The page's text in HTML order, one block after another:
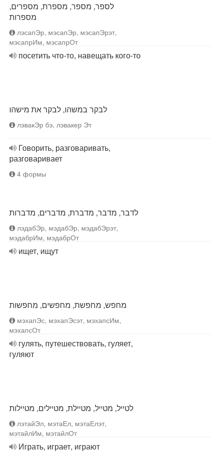
לספר, מספר, מספרת, מספרים,
מספרות
лэсапЭр, мэсапЭр, мэсапЭрэт,
мэсапрИм, мэсапрОт
посетить что-то, навещать кого-то
לבקר במשהו, לבקר את מישהו
лэвакЭр бэ, лэвакер Эт
Говорить, разговаривать,
разговаривает
4 формы
לדבר, מדבר, מדברת, מדברים, מדברות
лэдабЭр, мэдабЭр, мэдабЭрэт,
мэдабрИм, мэдабрОт
ищет, ищут
מחפש, מחפשת, מחפשים, מחפשות
мэхапЭс, мэхапЭсэт, мэхапсИм,
мэхапсОт
гулять, путешествовать, гуляет,
гуляют
לטייל, מטייל, מטיילת, מטיילים, מטיילות
лэтайЭл, мэтаЕл, мэтаЕлэт,
мэтайлИм, мэтайлОт
Играть, играет, играют